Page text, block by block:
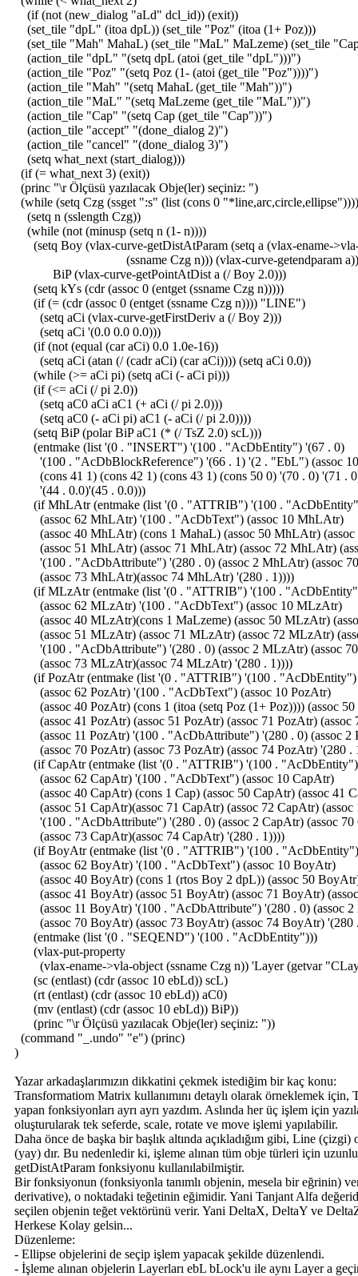
(if (not (new_dialog "aLd" dcl_id)) (exit))
(set_tile "dpL" (itoa dpL)) (set_tile "Poz" (itoa (1+ Poz)))
(set_tile "Mah" MahaL) (set_tile "MaL" MaLzeme) (set_tile
(action_tile "dpL" "(setq dpL (atoi (get_tile "dpL")))")
(action_tile "Poz" "(setq Poz (1- (atoi (get_tile "Poz"))))")
(action_tile "Mah" "(setq MahaL (get_tile "Mah"))")
(action_tile "MaL" "(setq MaLzeme (get_tile "MaL"))")
(action_tile "Cap" "(setq Cap (get_tile "Cap"))")
(action_tile "accept" "(done_dialog 2)")
(action_tile "cancel" "(done_dialog 3)")
(setq what_next (start_dialog)))
(if (= what_next 3) (exit))
(princ "\r Ölçüsü yazılacak Obje(ler) seçiniz: ")
(while (setq Czg (ssget ":s" (list (cons 0 "*line,arc,circle,ellipse"))))
(setq n (sslength Czg))
(while (not (minusp (setq n (1- n))))
(setq Boy (vlax-curve-getDistAtParam (setq a (vlax-ename-
(ssname Czg n))) (vlax-curve-getendparam a))
BiP (vlax-curve-getPointAtDist a (/ Boy 2.0)))
(setq kYs (cdr (assoc 0 (entget (ssname Czg n)))))
(if (= (cdr (assoc 0 (entget (ssname Czg n)))) "LINE")
(setq aCi (vlax-curve-getFirstDeriv a (/ Boy 2)))
(setq aCi '(0.0 0.0 0.0)))
(if (not (equal (car aCi) 0.0 1.0e-16))
(setq aCi (atan (/ (cadr aCi) (car aCi)))) (setq aCi 0.0))
(while (>= aCi pi) (setq aCi (- aCi pi)))
(if (<= aCi (/ pi 2.0))
(setq aC0 aCi aC1 (+ aCi (/ pi 2.0)))
(setq aC0 (- aCi pi) aC1 (- aCi (/ pi 2.0))))
(setq BiP (polar BiP aC1 (* (/ TsZ 2.0) scL)))
(entmake (list '(0 . "INSERT") '(100 . "AcDbEntity") '(67 . 0)
'(100 . "AcDbBlockReference") '(66 . 1) '(2 . "EbL") (assoc
(cons 41 1) (cons 42 1) (cons 43 1) (cons 50 0) '(70 . 0) '(71 .
'(44 . 0.0)'(45 . 0.0)))
(if MhLAtr (entmake (list '(0 . "ATTRIB") '(100 .
(assoc 62 MhLAtr) '(100 . "AcDbText") (assoc 10 MhLAtr)
(assoc 40 MhLAtr) (cons 1 MahaL) (assoc 50 MhLAtr)
(assoc 51 MhLAtr) (assoc 71 MhLAtr) (assoc 72 MhLAtr)
'(100 . "AcDbAttribute") '(280 . 0) (assoc 2 MhLAtr) (assoc
(assoc 73 MhLAtr)(assoc 74 MhLAtr) '(280 . 1))))
(if MLzAtr (entmake (list '(0 . "ATTRIB") '(100 .
(assoc 62 MLzAtr) '(100 . "AcDbText") (assoc 10 MLzAtr)
(assoc 40 MLzAtr)(cons 1 MaLzeme) (assoc 50 MLzAtr)
(assoc 51 MLzAtr) (assoc 71 MLzAtr) (assoc 72 MLzAtr)
'(100 . "AcDbAttribute") '(280 . 0) (assoc 2 MLzAtr) (assoc
(assoc 73 MLzAtr)(assoc 74 MLzAtr) '(280 . 1))))
(if PozAtr (entmake (list '(0 . "ATTRIB") '(100 . "AcDbEntity")
(assoc 62 PozAtr) '(100 . "AcDbText") (assoc 10 PozAtr)
(assoc 40 PozAtr) (cons 1 (itoa (setq Poz (1+ Poz)))) (assoc 50
(assoc 41 PozAtr) (assoc 51 PozAtr) (assoc 71 PozAtr) (assoc
(assoc 11 PozAtr) '(100 . "AcDbAttribute") '(280 . 0) (assoc 2
(assoc 70 PozAtr) (assoc 73 PozAtr) (assoc 74 PozAtr) '(280 .
(if CapAtr (entmake (list '(0 . "ATTRIB") '(100 . "AcDbEntity")
(assoc 62 CapAtr) '(100 . "AcDbText") (assoc 10 CapAtr)
(assoc 40 CapAtr) (cons 1 Cap) (assoc 50 CapAtr) (assoc 41
(assoc 51 CapAtr)(assoc 71 CapAtr) (assoc 72 CapAtr) (assoc
'(100 . "AcDbAttribute") '(280 . 0) (assoc 2 CapAtr) (assoc 70
(assoc 73 CapAtr)(assoc 74 CapAtr) '(280 . 1))))
(if BoyAtr (entmake (list '(0 . "ATTRIB") '(100 . "AcDbEntity")
(assoc 62 BoyAtr) '(100 . "AcDbText") (assoc 10 BoyAtr)
(assoc 40 BoyAtr) (cons 1 (rtos Boy 2 dpL)) (assoc 50
(assoc 41 BoyAtr) (assoc 51 BoyAtr) (assoc 71 BoyAtr)
(assoc 11 BoyAtr) '(100 . "AcDbAttribute") '(280 . 0) (assoc 2
(assoc 70 BoyAtr) (assoc 73 BoyAtr) (assoc 74 BoyAtr) '(280
(entmake (list '(0 . "SEQEND") '(100 . "AcDbEntity")))
(vlax-put-property
(vlax-ename->vla-object (ssname Czg n)) 'Layer (getvar
(sc (entlast) (cdr (assoc 10 ebLd)) scL)
(rt (entlast) (cdr (assoc 10 ebLd)) aC0)
(mv (entlast) (cdr (assoc 10 ebLd)) BiP))
(princ "\r Ölçüsü yazılacak Obje(ler) seçiniz: "))
(command "_.undo" "e") (princ)
)
Yazar arkadaşlarımızın dikkatini çekmek istediğim bir kaç konu:
Transformatiom Matrix kullanımını detaylı olarak örneklemek için,
yapan fonksiyonları ayrı ayrı yazdım. Aslında her üç işlem için
oluşturularak tek seferde, scale, rotate ve move işlemi yapılabilir.
Daha önce de başka bir başlık altında açıkladığım gibi, Line
(yay) dır. Bu nedenledir ki, işleme alınan tüm obje türleri için
getDistAtParam fonksiyonu kullanılabilmiştir.
Bir fonksiyonun (fonksiyonla tanımlı objenin, mesela bir eğrinin)
derivative), o noktadaki teğetinin eğimidir. Yani Tanjant Alfa
seçilen objenin teğet vektörünü verir. Yani DeltaX, DeltaY ve
Herkese Kolay gelsin...
Düzenleme:
- Ellipse objelerini de seçip işlem yapacak şekilde düzenlendi.
- İşleme alınan objelerin Layerları ebL bLock'u ile aynı Layer a